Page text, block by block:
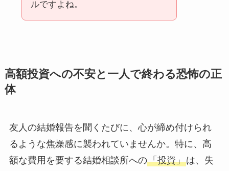
ルですよね。
高額投資への不安と一人で終わる恐怖の正
体
友人の結婚報告を聞くたびに、心が締め付けられ
るような焦燥感に襲われていませんか。特に、高
額な費用を要する結婚相談所への「投資」は、失